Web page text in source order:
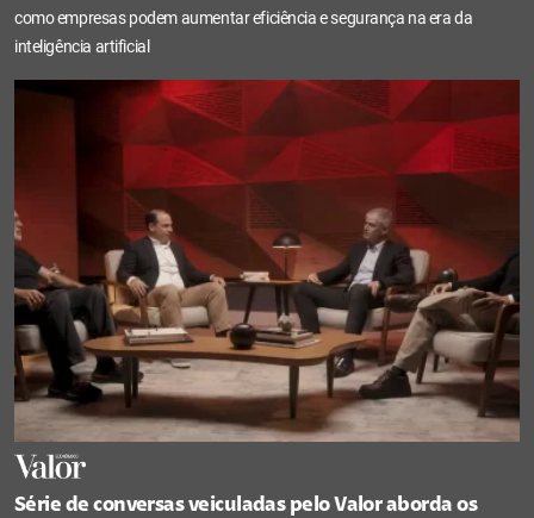
como empresas podem aumentar eficiência e segurança na era da
inteligência artificial
Série de conversas veiculadas pelo Valor aborda os